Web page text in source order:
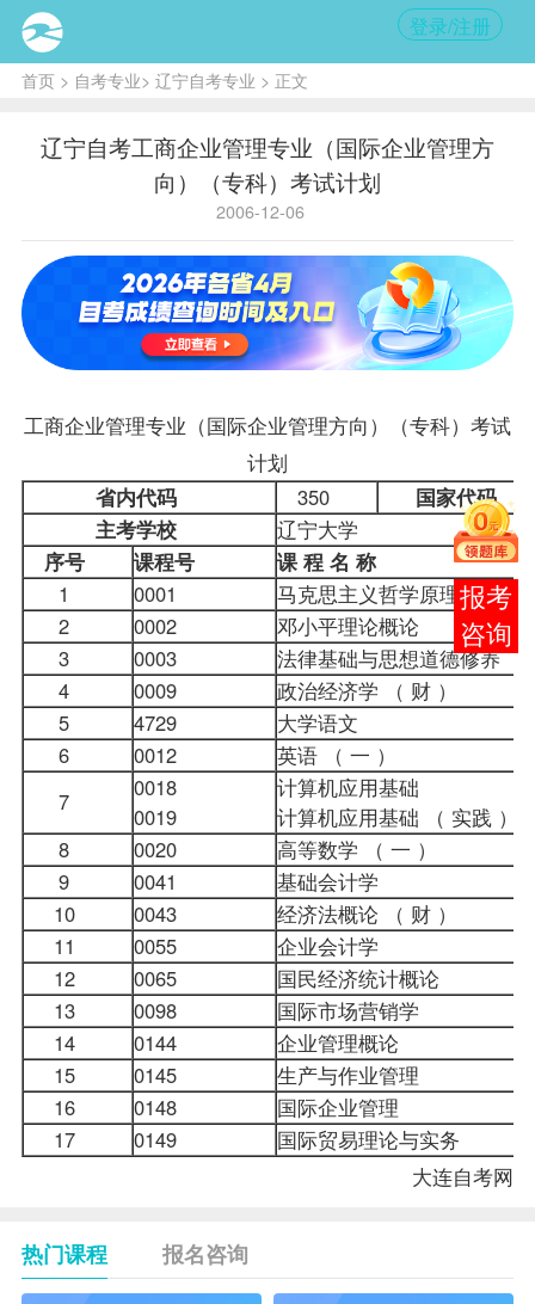
登录/注册
首页> 自考专业> 辽宁自考专业 > 正文
辽宁自考工商企业管理专业（国际企业管理方
向）（专科）考试计划
2006-12-06
工商企业管理专业 （国际企业管理方向）（专科）考试
计划
省内代码 350
国家代码
主考学校
辽宁大学
序号
课程号 课 程 名 称
1
0001
马克思主义哲学原理
2
0002
邓小平理论概论
3
0003
法律基础与思想道德修养
4
0009
政治经济学 （ 财 ）
5
4729
大学语文
6
0012
英语 （ 一 ）
7
0018
0019
计算机应用基础
计算机应用基础 （ 实践
8
0020
高等数学 （ 一 ）
9
0041
基础会计学
10
0043 经济法概论 （ 财 ）
11
0055
企业会计学
12
0065
国民经济统计概论
13
0098
国际市场营销学
14
0144
企业管理概论
15
0145
生产与作业管理
16
0148
国际企业管理
17
0149 国际贸易理论与实务
大连自考网
热门课程 报名咨询
在线
客服